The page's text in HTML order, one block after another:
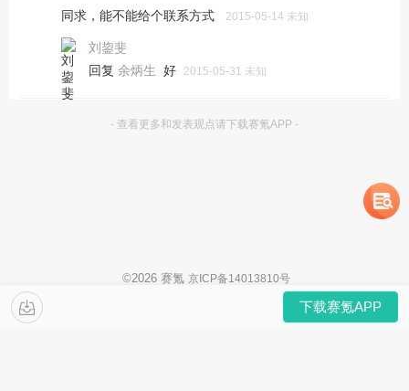
同求，能不能给个联系方式 2015-05-14 未知
刘鋆斐
回复 余炳生 好 2015-05-31 未知
- 查看更多和发表观点请下载赛氪APP -
下载赛氪APP
©2026 赛氪 京ICP备14013810号